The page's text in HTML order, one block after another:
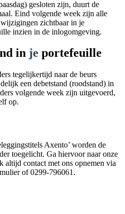
gesloten zijn, duurt de
Eind volgende week zijn alle
zichtbaar in je
inzien in de inlogomgeving.
in je portefeuille
tegelijkertijd naar de beurs
een debetstand (roodstand) in
volgende week zijn uitgevoerd,
op.
Axento’ worden de
toegelicht. Ga hiervoor naar onze
altijd contact met ons opnemen via
of 0299-796061.